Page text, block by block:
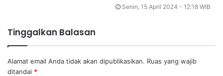
Senin, 15 April 2024 - 12:18 WIB
Tinggalkan Balasan
Alamat email Anda tidak akan dipublikasikan. Ruas yang wajib
ditandai *